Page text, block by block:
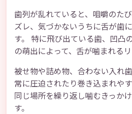
歯列が乱れていると、咀嚼のた
ズレ、気づかないうちに舌が歯
す。 特に飛び出ている歯、凹凸
の萌出によって、舌が噛まれる
被せ物や詰め物、合わない入れ
常に圧迫されたり巻き込まれや
同じ場所を繰り返し噛むきっか
す。